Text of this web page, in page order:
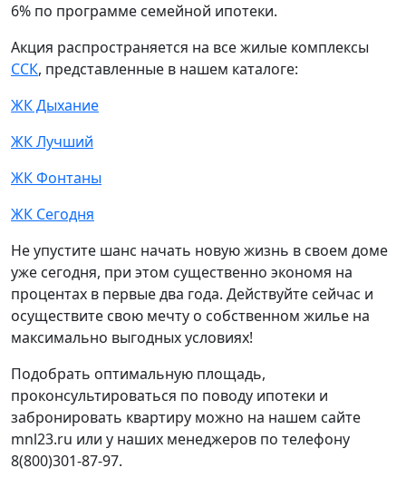
6% по программе семейной ипотеки.
Акция распространяется на все жилые комплексы
ССК, представленные в нашем каталоге:
ЖК Дыхание
ЖК Лучший
ЖК Фонтаны
ЖК Сегодня
Не упустите шанс начать новую жизнь в своем доме
уже сегодня, при этом существенно экономя на
процентах в первые два года. Действуйте сейчас и
осуществите свою мечту о собственном жилье на
максимально выгодных условиях!
Подобрать оптимальную площадь,
проконсультироваться по поводу ипотеки и
забронировать квартиру можно на нашем сайте
mnl23.ru или у наших менеджеров по телефону
8(800)301-87-97.